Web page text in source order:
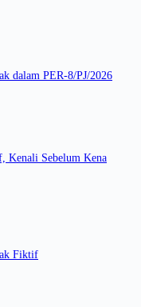
dalam PER-8/PJ/2026
Sebelum Kena
Fiktif